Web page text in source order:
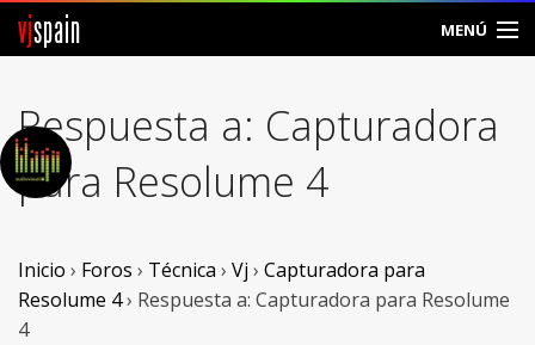
vjspain MENÚ
Foros
Noticias
Vjspain
Ayuda
Respuesta a: Capturadora
para Resolume 4
Inicio › Foros › Técnica › Vj › Capturadora para
Resolume 4› Respuesta a: Capturadora para Resolume
4